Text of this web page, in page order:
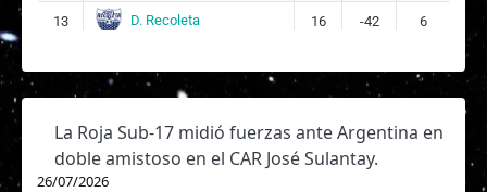
13 D. Recoleta 16 -42 6
La Roja Sub-17 midió fuerzas ante Argentina en
doble amistoso en el CAR José Sulantay.
26/07/2026